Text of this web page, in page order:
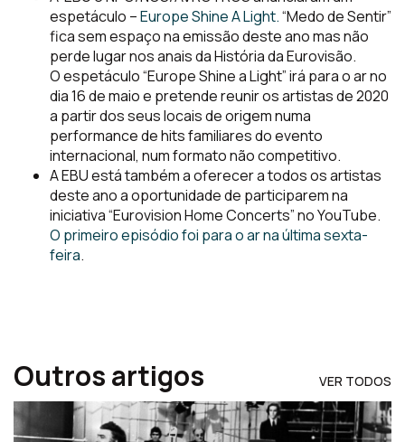
espetáculo –Europe Shine A Light.“Medo de Sentir”
fica sem espaço na emissão deste ano mas não
perde lugar nos anais da História da Eurovisão.
O espetáculo “Europe Shine a Light” irá para o ar no
dia 16 de maio e pretende reunir os artistas de 2020
a partir dos seus locais de origem numa
performance de hits familiares do evento
internacional, num formato não competitivo.
A EBU está também a oferecer a todos os artistas
deste ano a oportunidade de participarem na
iniciativa “Eurovision Home Concerts” no YouTube.
O primeiro episódio foi para o ar na última sexta-
feira.
Outros artigos VER TODOS